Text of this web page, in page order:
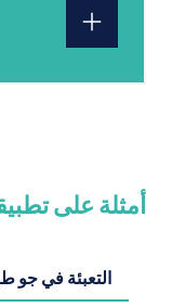
أمثلة على
التعبئة في جو